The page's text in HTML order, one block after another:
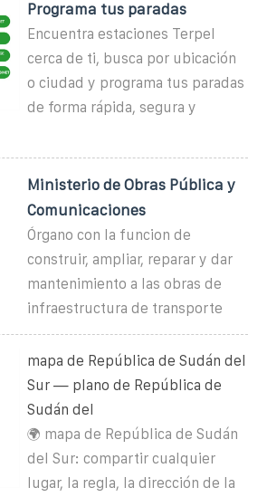
Programa tus paradas
Encuentra estaciones Terpel
cerca de ti, busca por ubicación
o ciudad y programa tus paradas
de forma rápida, segura y
Ministerio de Obras Pública y
Comunicaciones
Órgano con la funcion de
construir, ampliar, reparar y dar
mantenimiento a las obras de
infraestructura de transporte
mapa de República de Sudán del
Sur — plano de República de
Sudán del
🌍 mapa de República de Sudán
del Sur: compartir cualquier
lugar, la regla, la dirección de la